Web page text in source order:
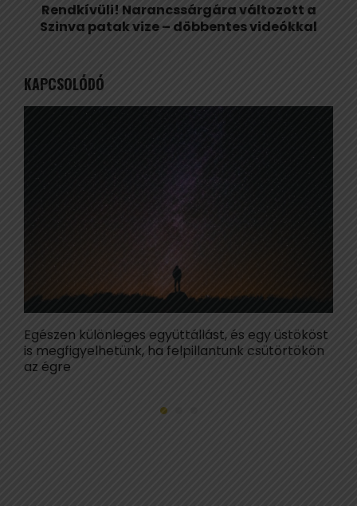
Rendkívüli! Narancssárgára változott a
Szinva patak vize – döbbentes videókkal
KAPCSOLÓDÓ
Egészen különleges együttállást, és egy üstököst
is megfigyelhetünk, ha felpillantunk csütörtökön
az égre